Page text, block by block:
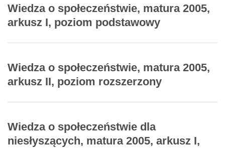
Wiedza o społeczeństwie, matura 2005,
arkusz I, poziom podstawowy
Wiedza o społeczeństwie, matura 2005,
arkusz II, poziom rozszerzony
Wiedza o społeczeństwie dla
niesłyszących, matura 2005, arkusz I,